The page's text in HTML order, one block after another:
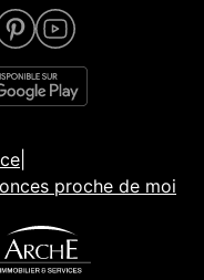
proche de moi